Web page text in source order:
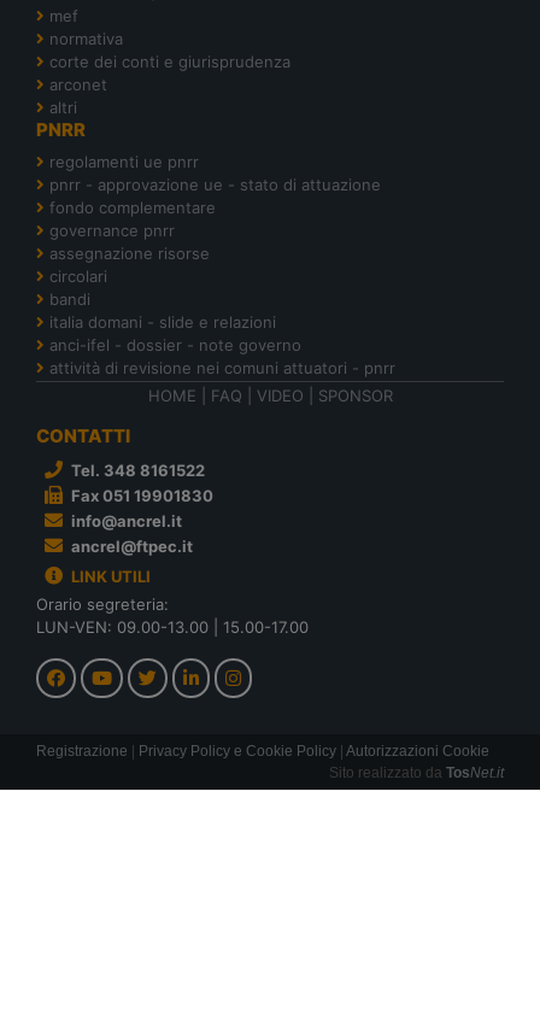
mef
normativa
corte dei conti e giurisprudenza
arconet
altri
PNRR
regolamenti ue pnrr
pnrr - approvazione ue - stato di attuazione
fondo complementare
governance pnrr
assegnazione risorse
circolari
bandi
italia domani - slide e relazioni
anci-ifel - dossier - note governo
attività di revisione nei comuni attuatori - pnrr
HOME
FAQ VIDEO SPONSOR
CONTATTI
Tel. 348 8161522
Fax 051 19901830
info@ancrel.it
ancrel@ftpec.it
LINK UTILI
Orario segreteria:
LUN-VEN: 09.00-13.00 | 15.00-17.00
Registrazione | Privacy Policy e Cookie Policy | Autorizzazioni Cookie
Sito realizzato da TosNet.it